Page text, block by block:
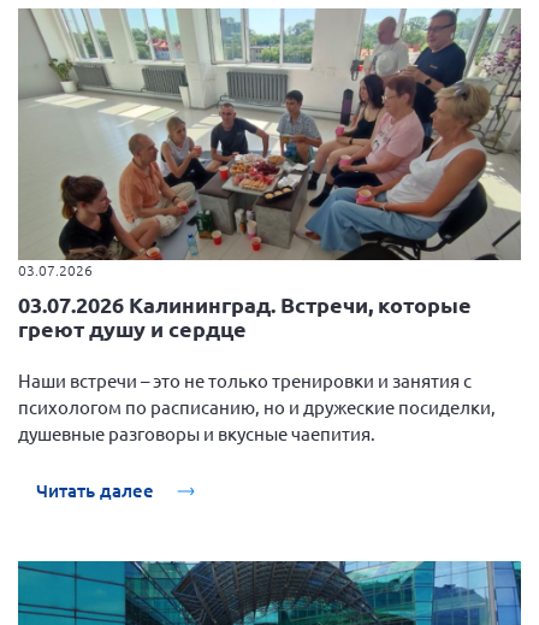
03.07.2026
03.07.2026 Калининград. Встречи, которые
греют душу и сердце
Наши встречи – это не только тренировки и занятия с
психологом по расписанию, но и дружеские посиделки,
душевные разговоры и вкусные чаепития.
Читать далее